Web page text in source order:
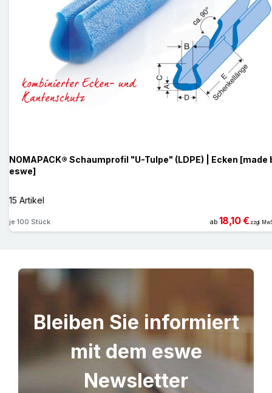
NOMAPACK® Schaumprofil "U-Tulpe" (LDPE) | Ecken [made
eswe]
15 Artikel
je 100 Stück ab 18,10 € zzgl.
Bleiben Sie informiert
mit dem eswe
Newsletter